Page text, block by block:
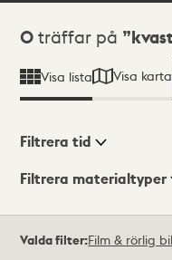
Sökresultat
0 träffar på
Visa lista Visa karta
Visningsläge
Filtrera tid
Filtrera materialtyper
träffar
Valda filter:Film & rörlig